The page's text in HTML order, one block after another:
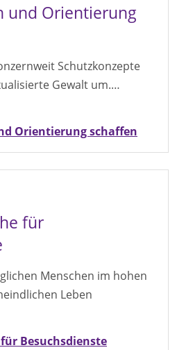
und Orientierung
Schutzkonzepte
Gewalt um.…
Orientierung schaffen
für
Menschen im hohen
Leben
Besuchsdienste